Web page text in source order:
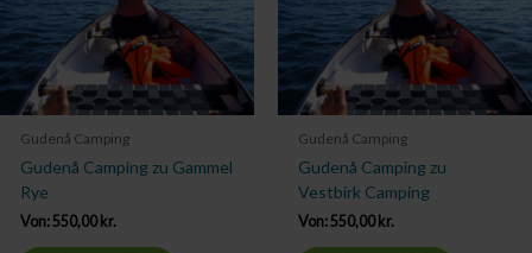
Gudenå Camping
Gudenå Camping zu Gammel
Rye
Von:550,00kr.
Gudenå Camping
Gudenå Camping zu
Vestbirk Camping
Von:550,00kr.